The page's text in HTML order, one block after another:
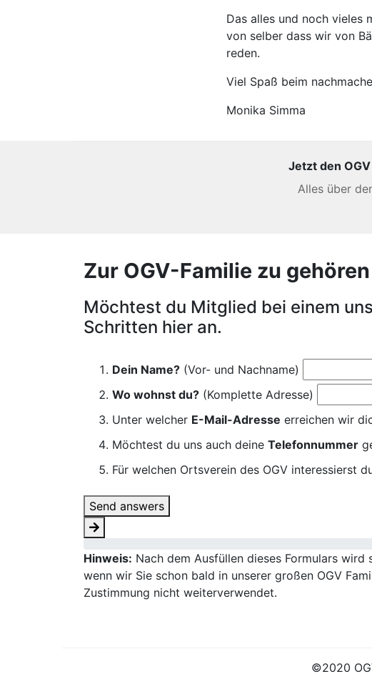
Das alles und noch vieles
von selber dass wir von
reden.
Viel Spaß beim
Monika Simma
Jetzt den
Alles über
Zur OGV-Familie zu
Möchtest du Mitglied bei einem
Schritten hier an.
Dein Name? (Vor- und Nachname)
Wo wohnst du? (Komplette Adresse)
Unter welcher E-Mail-Adresse erreichen wir
Möchtest du uns auch deine Telefonnummer
Für welchen Ortsverein des OGV interessierst
Send answers
Hinweis: Nach dem Ausfüllen dieses Formulars
wenn wir Sie schon bald in unserer großen OGV
Zustimmung nicht weiterverwendet.
©2020